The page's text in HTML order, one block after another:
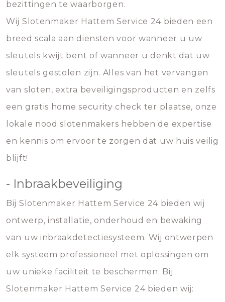
bezittingen te waarborgen.
Wij Slotenmaker Hattem Service 24 bieden een
breed scala aan diensten voor wanneer u uw
sleutels kwijt bent of wanneer u denkt dat uw
sleutels gestolen zijn. Alles van het vervangen
van sloten, extra beveiligingsproducten en zelfs
een gratis home security check ter plaatse, onze
lokale nood slotenmakers hebben de expertise
en kennis om ervoor te zorgen dat uw huis veilig
blijft!
- Inbraakbeveiliging
Bij Slotenmaker Hattem Service 24 bieden wij
ontwerp, installatie, onderhoud en bewaking
van uw inbraakdetectiesysteem. Wij ontwerpen
elk systeem professioneel met oplossingen om
uw unieke faciliteit te beschermen. Bij
Slotenmaker Hattem Service 24 bieden wij: